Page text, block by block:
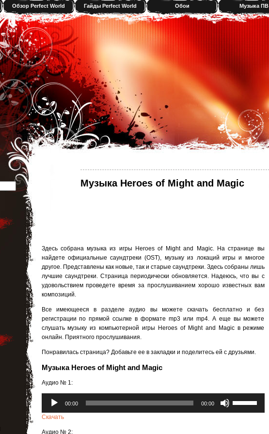
Обзор Perfect World Гайды Perfect World Обои Музыка ПВ
Музыка Heroes of Might and Magic
Здесь собрана музыка из игры Heroes of Might and Magic. На странице вы
найдете официальные саундтреки (OST), музыку из локаций игры и многое
другое. Представлены как новые, так и старые саундтреки. Здесь собраны лишь
лучшие саундтреки. Страница периодически обновляется. Надеюсь, что вы с
удовольствием проведете время за прослушиванием хорошо известных вам
композиций.
Все имеющееся в разделе аудио вы можете скачать бесплатно и без
регистрации по прямой ссылке в формате mp3 или mp4. А еще вы можете
слушать музыку из компьютерной игры Heroes of Might and Magic в режиме
онлайн. Приятного прослушивания.
Понравилась страница? Добавьте ее в закладки и поделитесь ей с друзьями.
Музыка Heroes of Might and Magic
Аудио № 1:
00:00 00:00
клавиши
Скачать
Аудио № 2: